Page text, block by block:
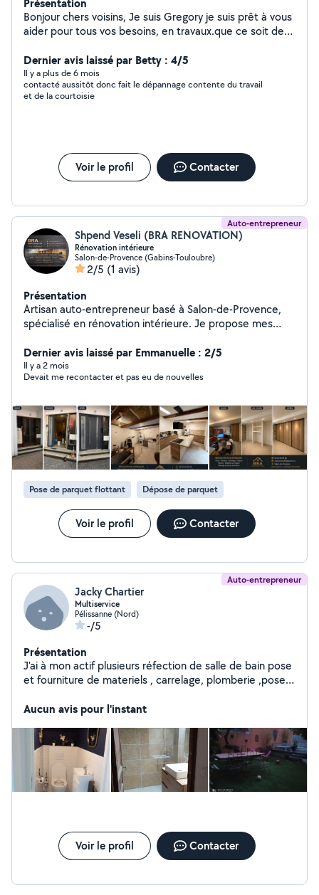
Bonjour chers voisins, Je suis Gregory je suis prêt à vous
aider pour tous vos besoins, en travaux.que ce soit de
Expérience et fiabilité garantie, n'hésitez pas à me
contacter. Cordialement.
Dernier avis laissé par Betty : 4/5
Il y a plus de 6 mois
contacté aussitôt donc fait le dépannage contente du travail
et de la courtoisie
Voir le profil Contacter
Auto-entrepreneur
Shpend Veseli (BRA RENOVATION)
Rénovation intérieure
Salon-de-Provence (Gabins-Touloubre)
2/5 (1 avis)
Présentation
Artisan auto-entrepreneur basé à Salon-de-Provence,
spécialisé en rénovation intérieure. Je propose mes
Peinture (finition propre et soignée) * Pose de parquet
et revêtements * Travaux de rénovation générale
Sérieux, ponctuel et travail de qualité. Intervention
Marseille). Devis gratuit.
Dernier avis laissé par Emmanuelle : 2/5
Il y a 2 mois
Devait me recontacter et pas eu de nouvelles
Pose de parquet flottant Dépose de parquet
Voir le profil Contacter
Auto-entrepreneur
Jacky Chartier
Multiservice
Pélissanne (Nord)
-/5
Présentation
J'ai à mon actif plusieurs réfection de salle de bain pose
et fourniture de materiels , carrelage, plomberie ,pose
Aucun avis pour l'instant
Voir le profil Contacter